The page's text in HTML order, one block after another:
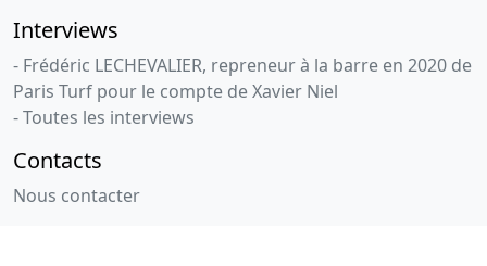
Interviews
- Frédéric LECHEVALIER, repreneur à la barre en 2020 de
Paris Turf pour le compte de Xavier Niel
- Toutes les interviews
Contacts
Nous contacter